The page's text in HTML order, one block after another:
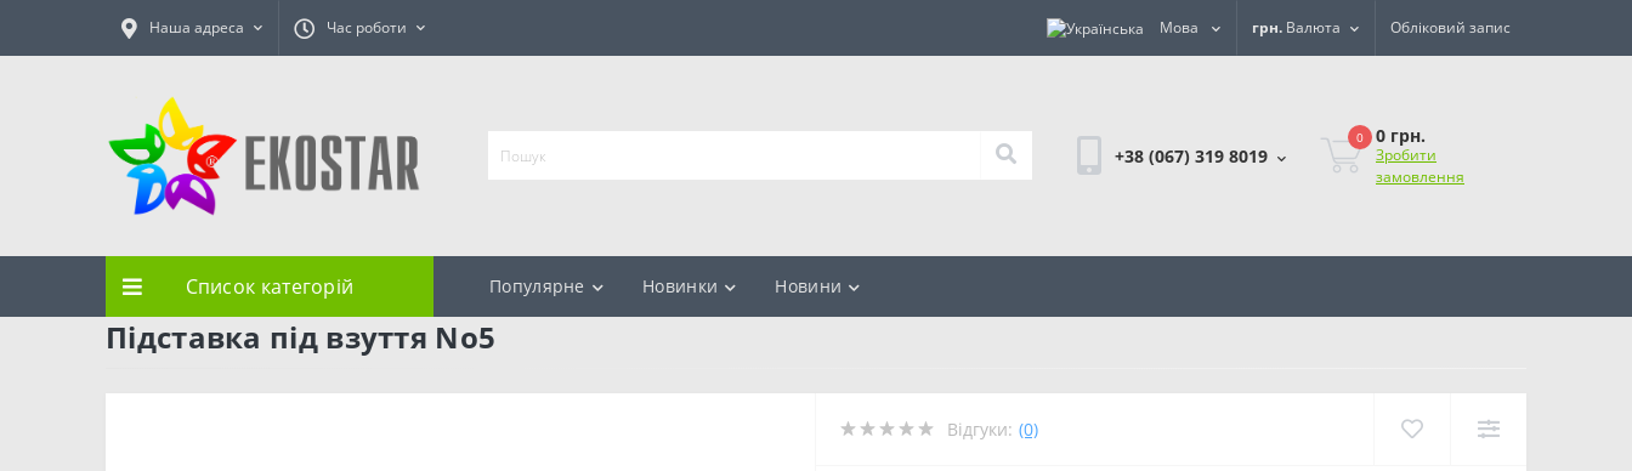
Наша адреса Час роботи Мова грн. Валюта Обліковий запис
+38 (067) 319 8019
0 0 грн.
Зробити
замовлення
Список категорій Популярне Новинки Новини
Підставка під взуття No5
Відгуки: (0)